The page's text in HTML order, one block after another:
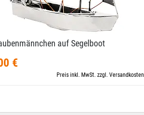
auf Segelboot
€
Preis inkl. MwSt. zzgl. Versandkosten